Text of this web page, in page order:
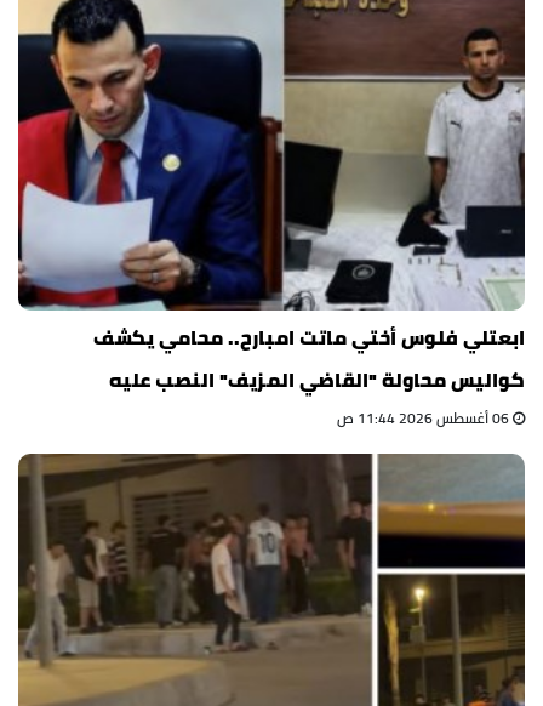
ابعتلي فلوس أختي ماتت امبارح.. محامي يكشف
كواليس محاولة "القاضي المزيف" النصب عليه